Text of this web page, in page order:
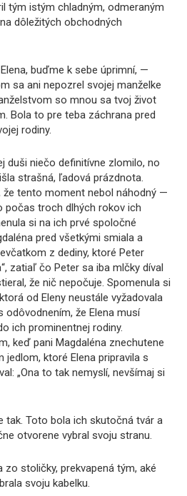
tým istým chladným, odmeraným
dôležitých obchodných
buďme k sebe úprimní, —
sa ani nepozrel svojej manželke
so mnou sa tvoj život
Bola to pre teba záchrana pred
rodiny.
duši niečo definitívne zlomilo, no
strašná, ľadová prázdnota.
že tento moment nebol náhodný —
počas troch dlhých rokov ich
si na ich prvé spoločné
pred všetkými smiala a
z dediny, ktoré Peter
zatiaľ čo Peter sa iba mlčky díval
že nič nepočuje. Spomenula si
od Eleny neustále vyžadovala
odôvodnením, že Elena musí
ich prominentnej rodiny.
keď pani Magdaléna znechutene
ktoré Elena pripravila s
„Ona to tak nemyslí, nevšímaj si
tak. Toto bola ich skutočná tvár a
otvorene vybral svoju stranu.
zo stoličky, prekvapená tým, aké
svoju kabelku.